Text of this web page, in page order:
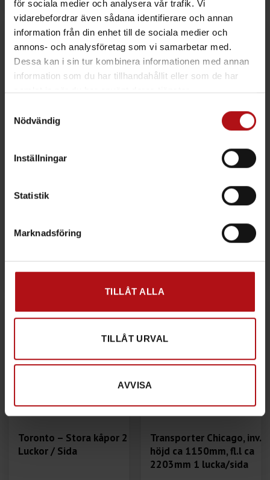
för sociala medier och analysera vår trafik. Vi
vidarebefordrar även sådana identifierare och annan
information från din enhet till de sociala medier och
annons- och analysföretag som vi samarbetar med.
Dessa kan i sin tur kombinera informationen med annan
information som du har tillhandahållit eller som de har
samlat in när du har använt deras tjänster.
Nödvändig
Inställningar
Statistik
Marknadsföring
TILLÅT ALLA
TILLÅT URVAL
AVVISA
Las Vegas – Stora kåpor
Toronto – Stora kåpor 1
Toronto – Stora kåpor 2
Luckor / Sida
Transporter Chicago, inv.
höjd ca 1150mm, fl.l ca
2203mm 1 lucka/sida